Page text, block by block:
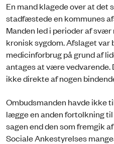
En mand klagede over at det
stadfæstede en kommunes
Manden led i perioder af
kronisk sygdom. Afslaget
medicinforbrug på grund af
antages at være vedvarende.
ikke direkte af nogen
Ombudsmanden havde ikke
lægge en anden fortolkning
sagen end den som fremgik
Sociale Ankestyrelses